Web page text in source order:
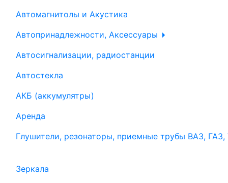
Автомагнитолы и Акустика
Автопринадлежности, Аксессуары
Автосигнализации, радиостанции
Автостекла
АКБ (аккумулятры)
Аренда
Глушители, резонаторы, приемные трубы ВАЗ, ГАЗ,
Зеркала